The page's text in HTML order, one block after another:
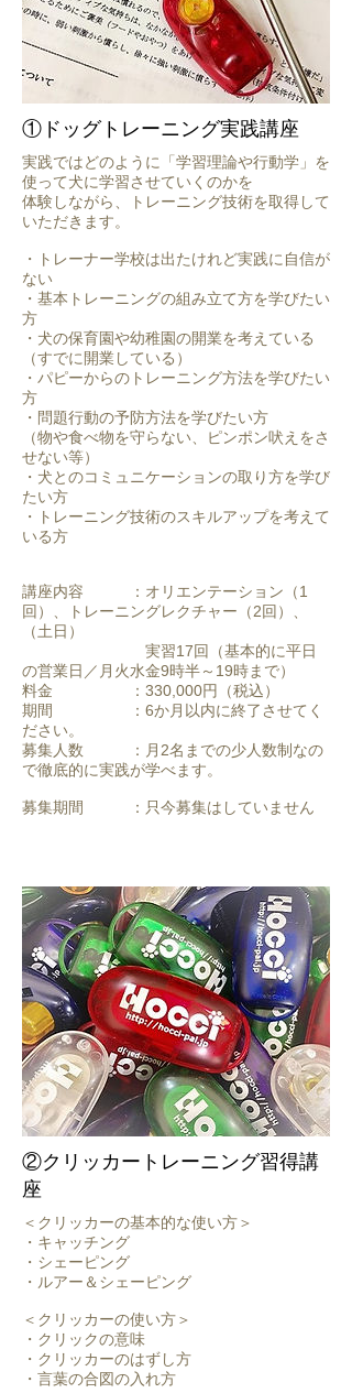
①ドッグトレーニング実践講座
実践ではどのように「学習理論や行動学」を
使って犬に学習させていくのかを
体験しながら、トレーニング技術を取得して
いただきます。
・トレーナー学校は出たけれど実践に自信が
ない
・基本トレーニングの組み立て方を学びたい
方
・犬の保育園や幼稚園の開業を考えている
（すでに開業している）
・パピーからのトレーニング方法を学びたい
方
・問題行動の予防方法を学びたい方
（物や食べ物を守らない、ピンポン吠えをさ
せない等）
・犬とのコミュニケーションの取り方を学び
たい方
・トレーニング技術のスキルアップを考えて
いる方
講座内容 ：オリエンテーション（1
回）、トレーニングレクチャー（2回）、
（土日）
実習17回（基本的に平日
の営業日／月火水金9時半～19時まで）
料金 ：330,000円（税込）
期間 ：6か月以内に終了させてく
ださい。
募集人数 ：月2名までの少人数制なの
で徹底的に実践が学べます。
募集期間 ：只今募集はしていません
②クリッカートレーニング習得講
座
＜クリッカーの基本的な使い方＞
・キャッチング
・シェーピング
・ルアー＆シェーピング
＜クリッカーの使い方＞
・クリックの意味
・クリッカーのはずし方
・言葉の合図の入れ方